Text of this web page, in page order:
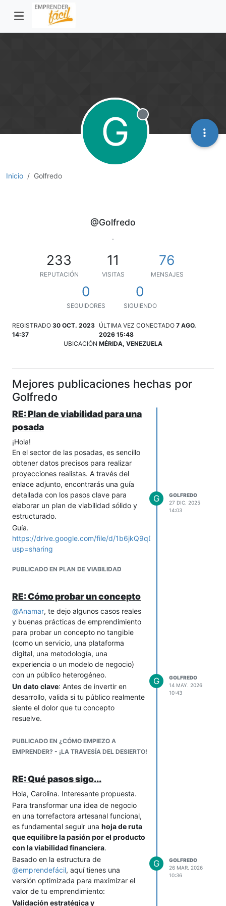
Inicio Golfredo
G Desconectado
@Golfredo
.
233
REPUTACIÓN
11
VISITAS
76
MENSAJES
0
SEGUIDORES
0
SIGUIENDO
REGISTRADO 30 OCT. 2023
14:37
ÚLTIMA VEZ CONECTADO 7 AGO.
2026 15:48
UBICACIÓN MÉRIDA, VENEZUELA
Mejores publicaciones hechas por
Golfredo
RE: Plan de viabilidad para una
posada
¡Hola!
En el sector de las posadas, es sencillo
obtener datos precisos para realizar
proyecciones realistas. A través del
enlace adjunto, encontrarás una guía
detallada con los pasos clave para
elaborar un plan de viabilidad sólido y
estructurado.
Guía.
https://drive.google.com/file/d/
usp=sharing
PUBLICADO EN PLAN DE VIABILIDAD
G
GOLFREDO
27 DIC. 2025
14:03
RE: Cómo probar un concepto
@Anamar, te dejo algunos casos reales
y buenas prácticas de emprendimiento
para probar un concepto no tangible
(como un servicio, una plataforma
digital, una metodología, una
experiencia o un modelo de negocio)
con un público heterogéneo.
Un dato clave: Antes de invertir en
desarrollo, valida si tu público realmente
siente el dolor que tu concepto
resuelve.
Enfócate en comportamientos, no
en opiniones. Ejemplo: "Cuéntame
solución como Y?"
Encuestas con "prueba de
disposición a pagar": Usa
preguntas como: "Si existiera una
solución que [beneficio clave],
¿estarías dispuesto a pagar $X por
ella?" (Incluye opciones de "
"Sí, pero solo si...").
Landing Page Fake Door: Crea una
página simple que describa tu
concepto (sin producto real) con
un botón de "Quiero probarlo" o
PUBLICADO EN ¿CÓMO EMPIEZO A
EMPRENDER? - ¡LA TRAVESÍA DEL DESIERTO!
G
GOLFREDO
14 MAY. 2026
10:43
RE: Qué pasos sigo...
Hola, Carolina. Interesante propuesta.
Para transformar una idea de negocio
en una torrefactora artesanal funcional,
es fundamental seguir una hoja de ruta
que equilibre la pasión por el producto
con la viabilidad financiera.
Basado en la estructura de
@emprendefácil, aquí tienes una
versión optimizada para maximizar el
valor de tu emprendimiento:
Validación estratégica y
G
GOLFREDO
26 MAR. 2026
10:36